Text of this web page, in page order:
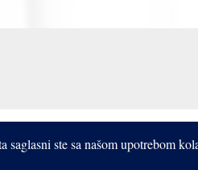
ste sa našom upotrebom